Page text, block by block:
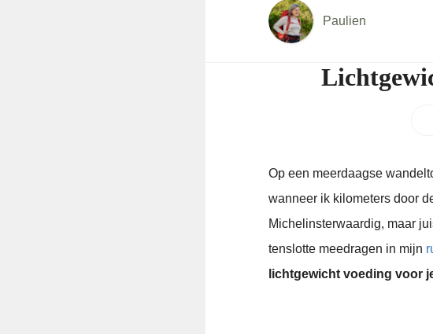
Paulien
Op een meerdaagse
wanneer ik kilometers door
Michelinsterwaardig, maar
tenslotte meedragen in mijn
lichtgewicht voeding voor